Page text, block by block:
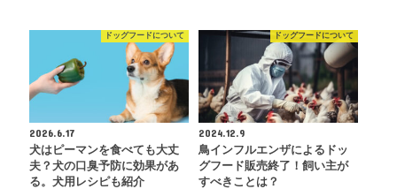
ドッグフードについて
2026.6.17
犬はピーマンを食べても大丈
夫？犬の口臭予防に効果があ
る。犬用レシピも紹介
ドッグフードについて
2024.12.9
鳥インフルエンザによるドッ
グフード販売終了！飼い主が
すべきことは？